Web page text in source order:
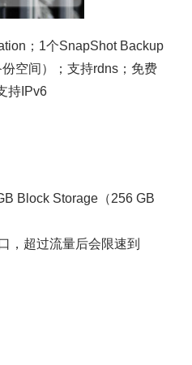
；1个SnapShot Backup
空间）；支持rdns；免费
持IPv6
Block Storage（256 GB
，超过流量后会限速到